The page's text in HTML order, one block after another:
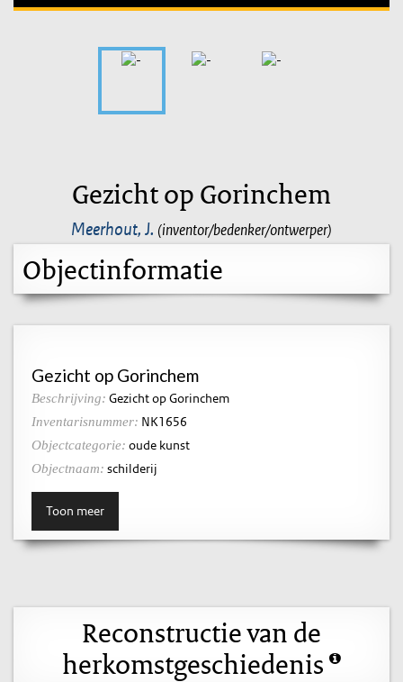
Gezicht op Gorinchem
Meerhout, J. (inventor/bedenker/ontwerper)
Objectinformatie
Gezicht op Gorinchem
Beschrijving: Gezicht op Gorinchem
Inventarisnummer: NK1656
Objectcategorie: oude kunst
Objectnaam: schilderij
Toon meer
Reconstructie van de
herkomstgeschiedenis